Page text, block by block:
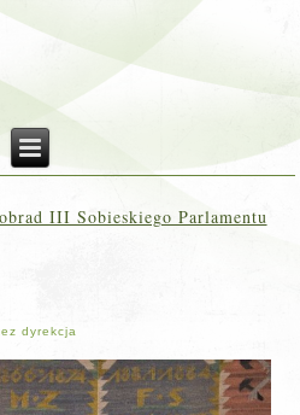
III Sobieskiego Parlamentu
dyrekcja